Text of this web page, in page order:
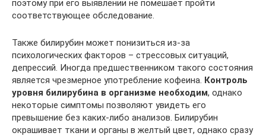
поэтому при его выявлении не помешает пройти
соответствующее обследование.
Также билирубин может понизиться из-за
психологических факторов – стрессовых ситуаций,
депрессий. Иногда предшественником такого состояния
является чрезмерное употребление кофеина. Контроль
уровня билирубина в организме необходим, однако
некоторые симптомы позволяют увидеть его
превышение без каких-либо анализов. Билирубин
окрашивает ткани и органы в желтый цвет, однако сразу